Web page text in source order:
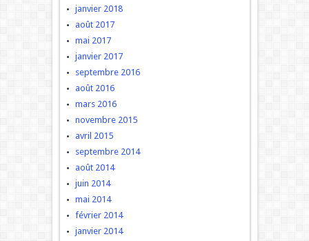
janvier 2018
août 2017
mai 2017
janvier 2017
septembre 2016
août 2016
mars 2016
novembre 2015
avril 2015
septembre 2014
août 2014
juin 2014
mai 2014
février 2014
janvier 2014